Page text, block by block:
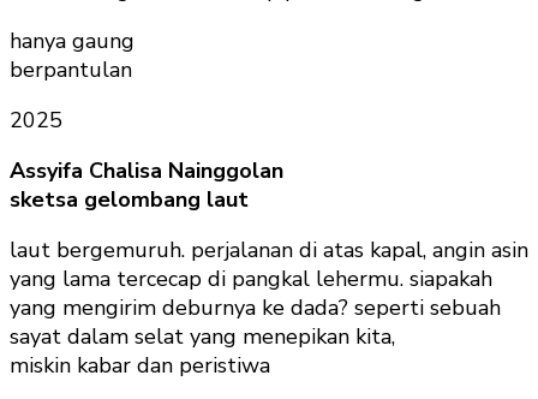
hanya gaung
berpantulan
2025
Assyifa Chalisa Nainggolan
sketsa gelombang laut
laut bergemuruh. perjalanan di atas kapal, angin asin
yang lama tercecap di pangkal lehermu. siapakah
yang mengirim deburnya ke dada? seperti sebuah
sayat dalam selat yang menepikan kita,
miskin kabar dan peristiwa